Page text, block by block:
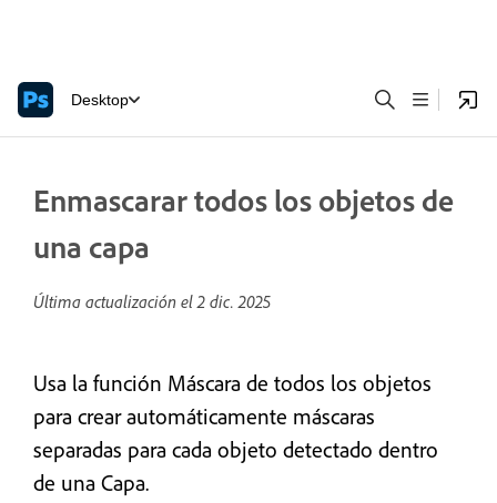
Desktop
Enmascarar todos los objetos de
una capa
Última actualización el2 dic. 2025
Usa la función Máscara de todos los objetos
para crear automáticamente máscaras
separadas para cada objeto detectado dentro
de una Capa.